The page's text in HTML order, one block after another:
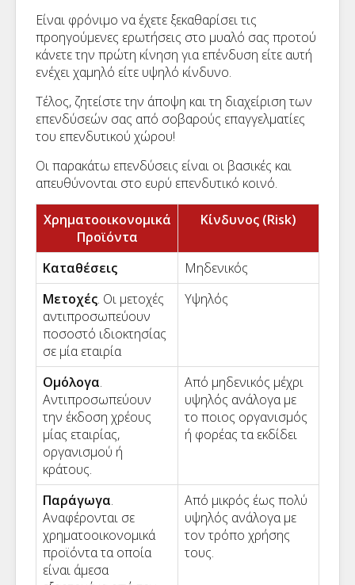
Είναι φρόνιμο να έχετε ξεκαθαρίσει τις
προηγούμενες ερωτήσεις στο μυαλό σας προτού
κάνετε την πρώτη κίνηση για επένδυση είτε αυτή
ενέχει χαμηλό είτε υψηλό κίνδυνο.
Τέλος, ζητείστε την άποψη και τη διαχείριση των
επενδύσεών σας από σοβαρούς επαγγελματίες
του επενδυτικού χώρου!
Οι παρακάτω επενδύσεις είναι οι βασικές και
απευθύνονται στο ευρύ επενδυτικό κοινό.
Χρηματοοικονομικά
Προϊόντα
Κίνδυνος (Risk)
Καταθέσεις
Μηδενικός
Μετοχές. Οι μετοχές
αντιπροσωπεύουν
ποσοστό ιδιοκτησίας
σε μία εταιρία
Υψηλός
Ομόλογα.
Αντιπροσωπεύουν
την έκδοση χρέους
μίας εταιρίας,
οργανισμού ή
κράτους.
Από μηδενικός μέχρι
υψηλός ανάλογα με
το ποιος οργανισμός
ή φορέας τα εκδίδει
Παράγωγα.
Αναφέρονται σε
χρηματοοικονομικά
προϊόντα τα οποία
είναι άμεσα
Από μικρός έως πολύ
υψηλός ανάλογα με
τον τρόπο χρήσης
τους.